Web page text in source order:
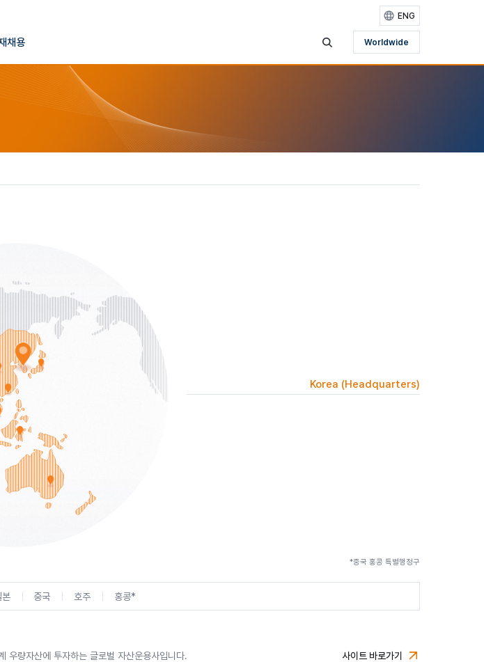
채용 Worldwide
ENG
Korea (Headquarters)
*중국 홍콩 특별행정구
본 중국 호주 홍콩*
우량자산에 투자하는 글로벌 자산운용사입니다. 사이트 바로가기